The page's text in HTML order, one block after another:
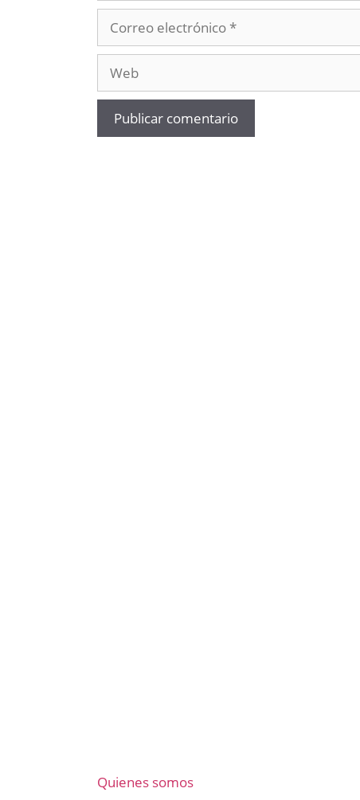
electrónico
Quienes somos